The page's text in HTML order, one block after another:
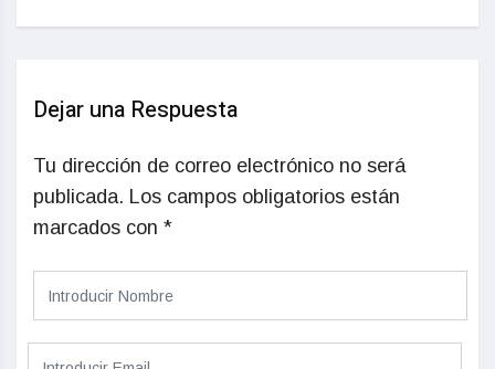
Dejar una Respuesta
Tu dirección de correo electrónico no será
publicada. Los campos obligatorios están
marcados con *